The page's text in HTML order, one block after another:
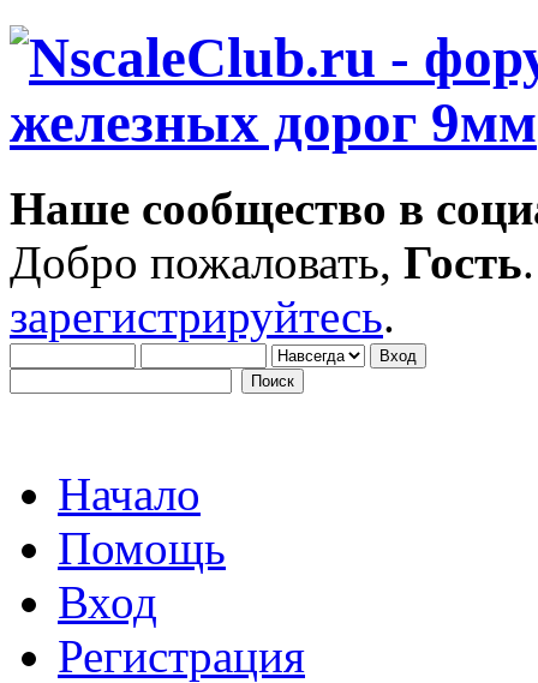
Наше сообщество в
Добро пожаловать, Гость
зарегистрируйтесь.
Начало
Помощь
Вход
Регистрация